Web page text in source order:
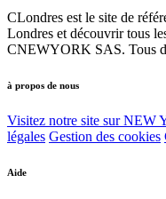
CLondres est le site de
Londres et découvrir tous
CNEWYORK SAS. Tous
à propos de nous
Visitez notre site sur NEW
légales Gestion des cookies
Aide